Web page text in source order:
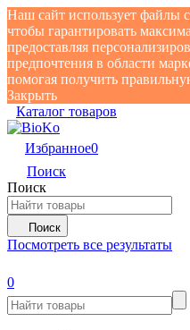
Наш сайт использует файлы
чтобы гарантировать
предоставляя
предпочтения в области
помогая получить
Закрыть
Каталог товаров
Избранное0
Поиск
Поиск
Поиск
Посмотреть все результаты
0